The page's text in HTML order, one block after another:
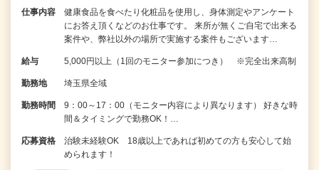
仕事内容
健康食品を食べたり化粧品を使用し、身体測定やアンケート
にお答え頂くなどのお仕事です。 来所が無くご自宅で出来る
案件や、弊社以外の場所で実施する案件もございます…
給与 5,000円以上（1回のモニター参加につき） ※完全出来高制
勤務地 埼玉県全域
勤務時間
9：00～17：00（モニター内容により異なります） 好きな時
間＆タイミングで勤務OK！…
応募資格
治験未経験OK 18歳以上であれば初めての方も安心して始
められます！